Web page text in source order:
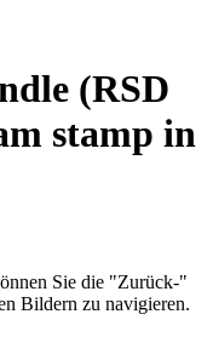
(RSD
stamp in
Sie die "Zurück-"
Bildern zu navigieren.